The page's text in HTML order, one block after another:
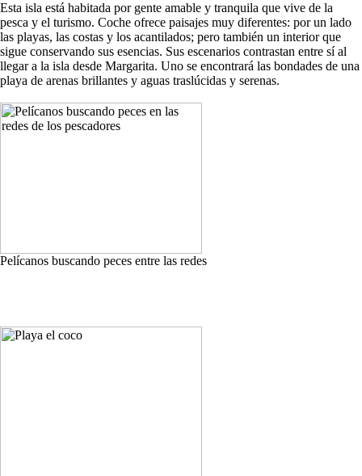
Esta isla está habitada por gente amable y tranquila que vive de la
pesca y el turismo. Coche ofrece paisajes muy diferentes: por un lado
las playas, las costas y los acantilados; pero también un interior que
sigue conservando sus esencias. Sus escenarios contrastan entre sí al
llegar a la isla desde Margarita. Uno se encontrará las bondades de una
playa de arenas brillantes y aguas traslúcidas y serenas.
Pelícanos buscando peces entre las redes